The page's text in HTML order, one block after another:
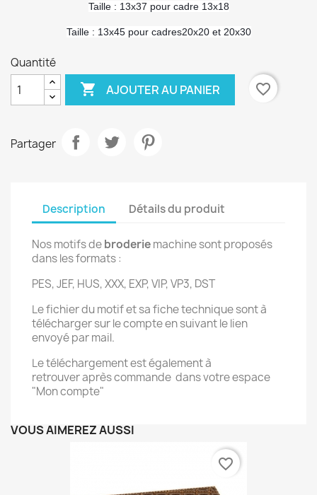
Taille : 13x37 pour cadre 13x18
Taille : 13x45 pour cadres20x20 et 20x30
Quantité
 AJOUTER AU PANIER favorite_border
Partager
Description Détails du produit
Nos motifs debroderiemachine sont proposés
dans les formats :
PES, JEF, HUS, XXX, EXP, VIP, VP3, DST
Le fichier du motif et sa fiche technique sont à
télécharger sur le compte en suivant le lien
envoyé par mail.
Le téléchargement est également à
retrouver après commande dans votre espace
"Mon compte"
VOUS AIMEREZ AUSSI
favorite_border